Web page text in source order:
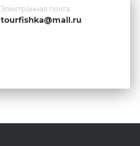
Электронная почта:
tourfishka@mail.ru